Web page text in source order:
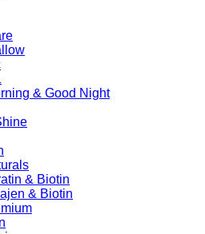
& Good Night
& Biotin
& Biotin